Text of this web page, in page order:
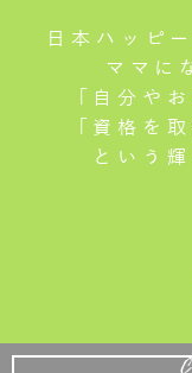
日本ハッピ
ママに
「自分や
「資格を
という